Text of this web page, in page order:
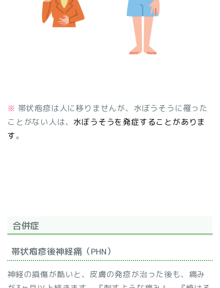
※ 帯状疱疹は人に移りませんが、水ぼうそうに罹った
ことがない人は、 水ぼうそうを発症することがありま
す。
合併症
帯状疱疹後神経痛（PHN）
神経の損傷が酷いと、皮膚の発疹が治った後も、痛み